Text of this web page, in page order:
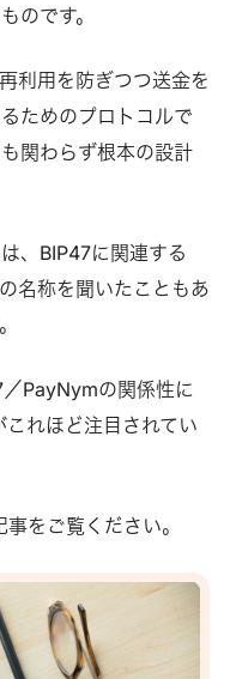
のです。
利用を防ぎつつ送金を
ためのプロトコルで
関わらず根本の設計
、BIP47に関連する
名称を聞いたこともあ
PayNymの関係性に
れほど注目されてい
をご覧ください。